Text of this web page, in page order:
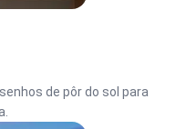
de pôr do sol para